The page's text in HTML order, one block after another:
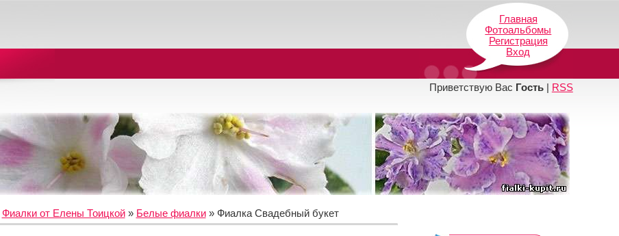
Главная
Фотоальбомы
Регистрация
Вход
Приветствую Вас Гость| RSS
Фиалки от Елены Тоицкой» Белые фиалки» Фиалка Свадебный букет